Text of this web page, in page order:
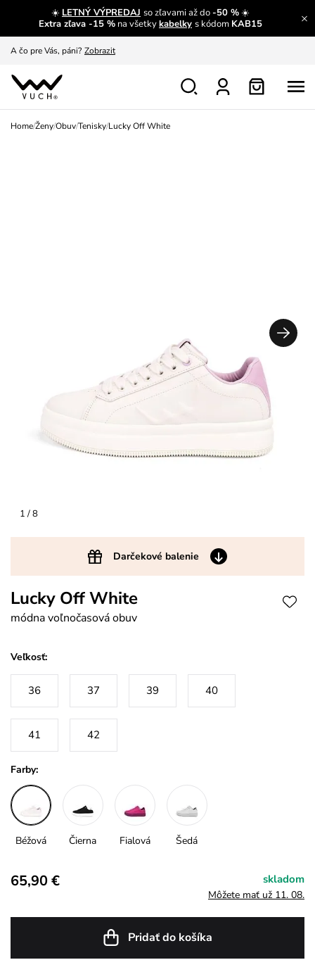
☀️ LETNÝ VÝPREDAJ so zľavami až do-50 %☀️
Extra zľava -15 % na všetkykabelky s kódom KAB15
A čo sa inde nedozvieš? Prečítať viac
A čo pre Vás, páni? Zobrazit
S čím chybu neurobíš?
Nech sa inšpirovať Zobraziť
Home/Ženy/Obuv/Tenisky/Lucky Off White
1/ 8
Darčekové balenie
Lucky Off White
módna voľnočasová obuv
Veľkosť:
36 37 39 40
41 42
Farby:
Béžová Čierna Fialová Šedá
65,90 € skladom
Môžete mať už 11. 08.
Pridať do košíka